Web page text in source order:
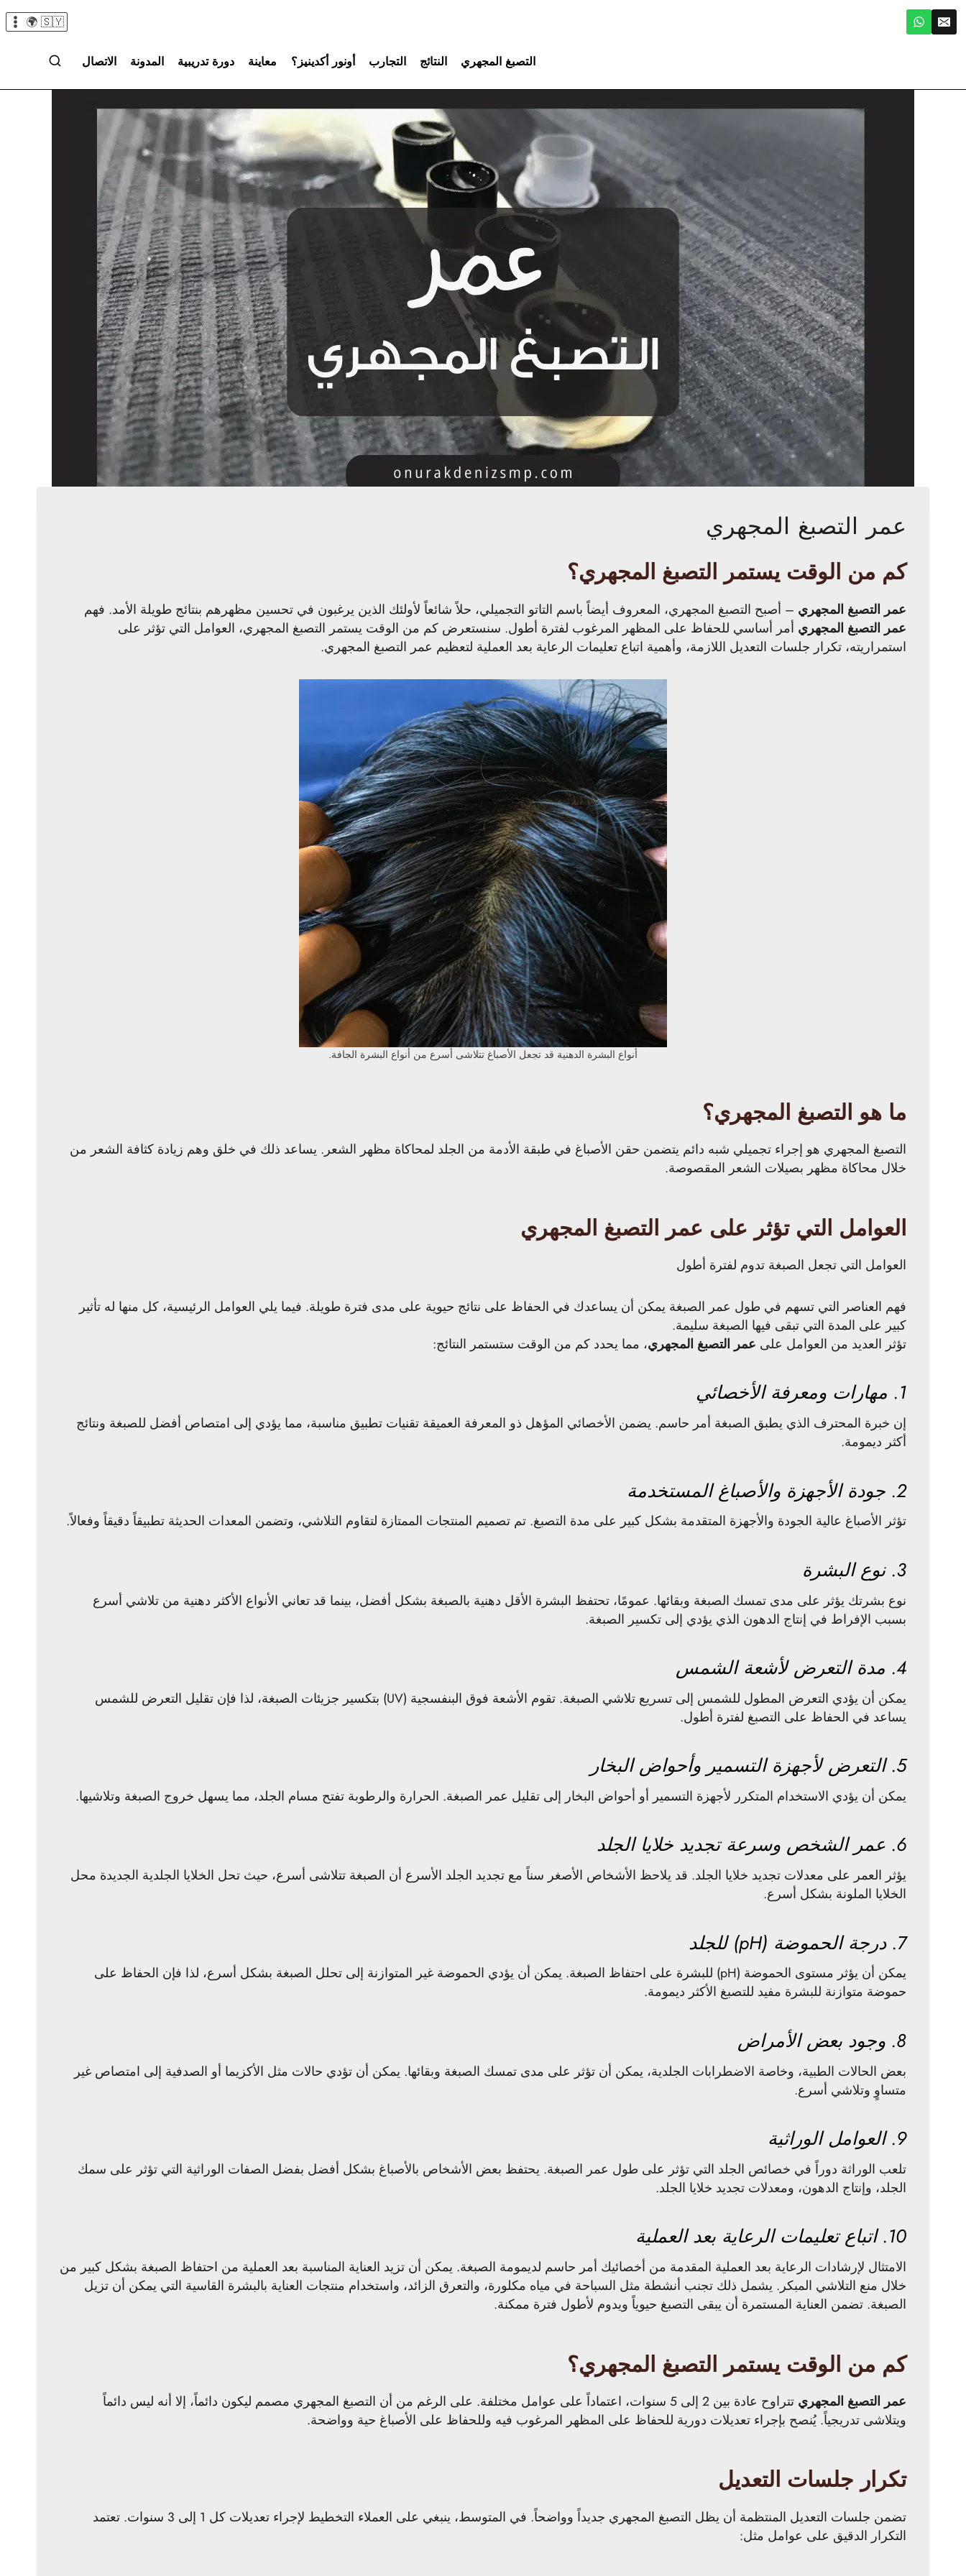
التجاوز
إلى
🇸🇾 🌍
التصبغ المجهري النتائج التجارب أونور أكدينيز؟ معاينة دورة تدريبية المدونة الاتصال
عمر التصبغ المجهري
كم من الوقت يستمر التصبغ المجهري؟
عمر التصبغ المجهري – أصبح التصبغ المجهري، المعروف أيضاً باسم التاتو التجميلي، حلاً شائعاً لأولئك الذين يرغبون في تحسين مظهرهم بنتائج طويلة الأمد. فهم
عمر التصبغ المجهري أمر أساسي للحفاظ على المظهر المرغوب لفترة أطول. سنستعرض كم من الوقت يستمر التصبغ المجهري، العوامل التي تؤثر على
استمراريته، تكرار جلسات التعديل اللازمة، وأهمية اتباع تعليمات الرعاية بعد العملية لتعظيم عمر التصبغ المجهري.
أنواع البشرة الدهنية قد تجعل الأصباغ تتلاشى أسرع من أنواع البشرة الجافة.
ما هو التصبغ المجهري؟
التصبغ المجهري هو إجراء تجميلي شبه دائم يتضمن حقن الأصباغ في طبقة الأدمة من الجلد لمحاكاة مظهر الشعر. يساعد ذلك في خلق وهم زيادة كثافة الشعر من
خلال محاكاة مظهر بصيلات الشعر المقصوصة.
العوامل التي تؤثر على عمر التصبغ المجهري
العوامل التي تجعل الصبغة تدوم لفترة أطول
فهم العناصر التي تسهم في طول عمر الصبغة يمكن أن يساعدك في الحفاظ على نتائج حيوية على مدى فترة طويلة. فيما يلي العوامل الرئيسية، كل منها له تأثير
كبير على المدة التي تبقى فيها الصبغة سليمة.
تؤثر العديد من العوامل على عمر التصبغ المجهري، مما يحدد كم من الوقت ستستمر النتائج:
1. مهارات ومعرفة الأخصائي
إن خبرة المحترف الذي يطبق الصبغة أمر حاسم. يضمن الأخصائي المؤهل ذو المعرفة العميقة تقنيات تطبيق مناسبة، مما يؤدي إلى امتصاص أفضل للصبغة ونتائج
أكثر ديمومة.
2. جودة الأجهزة والأصباغ المستخدمة
تؤثر الأصباغ عالية الجودة والأجهزة المتقدمة بشكل كبير على مدة التصبغ. تم تصميم المنتجات الممتازة لتقاوم التلاشي، وتضمن المعدات الحديثة تطبيقاً دقيقاً وفعالاً.
3. نوع البشرة
نوع بشرتك يؤثر على مدى تمسك الصبغة وبقائها. عمومًا، تحتفظ البشرة الأقل دهنية بالصبغة بشكل أفضل، بينما قد تعاني الأنواع الأكثر دهنية من تلاشي أسرع
بسبب الإفراط في إنتاج الدهون الذي يؤدي إلى تكسير الصبغة.
4. مدة التعرض لأشعة الشمس
يمكن أن يؤدي التعرض المطول للشمس إلى تسريع تلاشي الصبغة. تقوم الأشعة فوق البنفسجية (UV) بتكسير جزيئات الصبغة، لذا فإن تقليل التعرض للشمس
يساعد في الحفاظ على التصبغ لفترة أطول.
5. التعرض لأجهزة التسمير وأحواض البخار
يمكن أن يؤدي الاستخدام المتكرر لأجهزة التسمير أو أحواض البخار إلى تقليل عمر الصبغة. الحرارة والرطوبة تفتح مسام الجلد، مما يسهل خروج الصبغة وتلاشيها.
6. عمر الشخص وسرعة تجديد خلايا الجلد
يؤثر العمر على معدلات تجديد خلايا الجلد. قد يلاحظ الأشخاص الأصغر سناً مع تجديد الجلد الأسرع أن الصبغة تتلاشى أسرع، حيث تحل الخلايا الجلدية الجديدة محل
الخلايا الملونة بشكل أسرع.
7. درجة الحموضة (pH) للجلد
يمكن أن يؤثر مستوى الحموضة (pH) للبشرة على احتفاظ الصبغة. يمكن أن يؤدي الحموضة غير المتوازنة إلى تحلل الصبغة بشكل أسرع، لذا فإن الحفاظ على
حموضة متوازنة للبشرة مفيد للتصبغ الأكثر ديمومة.
8. وجود بعض الأمراض
بعض الحالات الطبية، وخاصة الاضطرابات الجلدية، يمكن أن تؤثر على مدى تمسك الصبغة وبقائها. يمكن أن تؤدي حالات مثل الأكزيما أو الصدفية إلى امتصاص غير
متساوٍ وتلاشي أسرع.
9. العوامل الوراثية
تلعب الوراثة دوراً في خصائص الجلد التي تؤثر على طول عمر الصبغة. يحتفظ بعض الأشخاص بالأصباغ بشكل أفضل بفضل الصفات الوراثية التي تؤثر على سمك
الجلد، وإنتاج الدهون، ومعدلات تجديد خلايا الجلد.
10. اتباع تعليمات الرعاية بعد العملية
الامتثال لإرشادات الرعاية بعد العملية المقدمة من أخصائيك أمر حاسم لديمومة الصبغة. يمكن أن تزيد العناية المناسبة بعد العملية من احتفاظ الصبغة بشكل كبير من
خلال منع التلاشي المبكر. يشمل ذلك تجنب أنشطة مثل السباحة في مياه مكلورة، والتعرق الزائد، واستخدام منتجات العناية بالبشرة القاسية التي يمكن أن تزيل
الصبغة. تضمن العناية المستمرة أن يبقى التصبغ حيوياً ويدوم لأطول فترة ممكنة.
كم من الوقت يستمر التصبغ المجهري؟
عمر التصبغ المجهري
تتراوح عادة بين 2 إلى 5 سنوات، اعتماداً على عوامل مختلفة. على الرغم من أن التصبغ المجهري مصمم ليكون دائماً، إلا أنه ليس دائماً
ويتلاشى تدريجياً. يُنصح بإجراء تعديلات دورية للحفاظ على المظهر المرغوب فيه وللحفاظ على الأصباغ حية وواضحة.
تكرار جلسات التعديل
تضمن جلسات التعديل المنتظمة أن يظل التصبغ المجهري جديداً وواضحاً. في المتوسط، ينبغي على العملاء التخطيط لإجراء تعديلات كل 1 إلى 3 سنوات. تعتمد
التكرار الدقيق على عوامل مثل: